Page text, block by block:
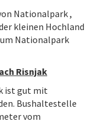
Nationalpark ,
kleinen Hochland
Nationalpark
Risnjak
ist gut mit
Bushaltestelle
vom